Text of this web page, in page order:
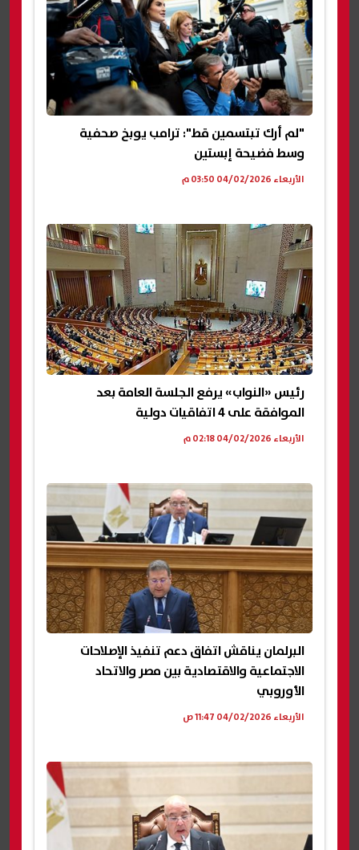
"لم أرك تبتسمين قط": ترامب يوبخ صحفية
وسط فضيحة إبستين
الأربعاء 04/02/2026 03:50 م
رئيس «النواب» يرفع الجلسة العامة بعد
الموافقة على 4 اتفاقيات دولية
الأربعاء 04/02/2026 02:18 م
البرلمان يناقش اتفاق دعم تنفيذ الإصلاحات
الاجتماعية والاقتصادية بين مصر والاتحاد
الأوروبي
الأربعاء 04/02/2026 11:47 ص